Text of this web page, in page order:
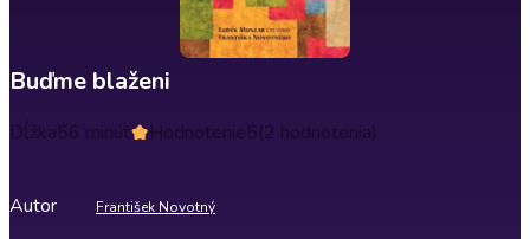
Buďme blaženi
Dĺžka56 minút Hodnotenie5(2 hodnotenia)
Autor František Novotný